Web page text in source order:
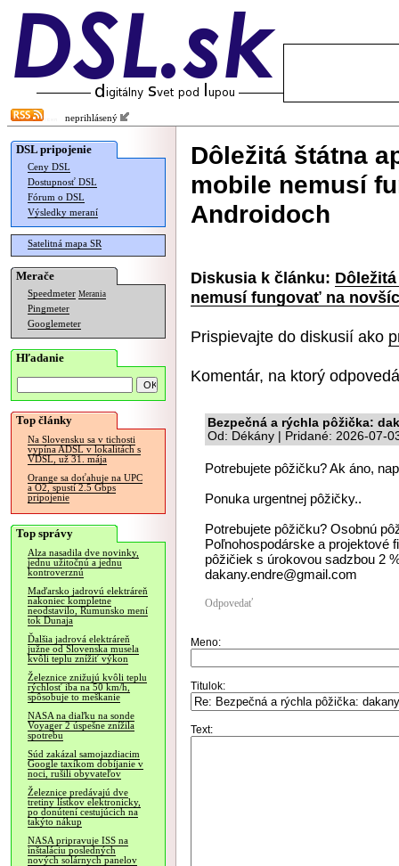
neprihlásený
DSL pripojenie
Ceny DSL
Dostupnosť DSL
Fórum o DSL
Výsledky meraní
Satelitná mapa SR
Merače
Speedmeter Merania
Pingmeter
Googlemeter
Hľadanie
Top články
Na Slovensku sa v tichosti
vypína ADSL v lokalitách s
VDSL, už 31. mája
Orange sa doťahuje na UPC
a O2, spustí 2.5 Gbps
pripojenie
Top správy
Alza nasadila dve novinky,
jednu užitočnú a jednu
kontroverznú
Maďarsko jadrovú elektráreň
nakoniec kompletne
neodstavilo, Rumunsko mení
tok Dunaja
Ďalšia jadrová elektráreň
južne od Slovenska musela
kvôli teplu znížiť výkon
Železnice znižujú kvôli teplu
rýchlosť iba na 50 km/h,
spôsobuje to meškanie
NASA na diaľku na sonde
Voyager 2 úspešne znížila
spotrebu
Súd zakázal samojazdiacim
Google taxíkom dobíjanie v
noci, rušili obyvateľov
Železnice predávajú dve
tretiny lístkov elektronicky,
po donútení cestujúcich na
takýto nákup
NASA pripravuje ISS na
inštaláciu posledných
nových solárnych panelov
Dôležitá štátna
mobile nemusí
Androidoch
Diskusia k článku:
nemusí fungovať na
Prispievajte do diskusií ako
Komentár, na ktorý
Bezpečná a rýchla pôžička:
Od: Dékány | Pridané: 2026-07-
Potrebujete pôžičku? Ak áno,
Ponuka urgentnej pôžičky..
Potrebujete pôžičku? Osobnú
Poľnohospodárske a projektové
pôžičiek s úrokovou sadzbou 2
dakany.endre@gmail.com
Odpovedať
Meno:
Titulok:
Text: